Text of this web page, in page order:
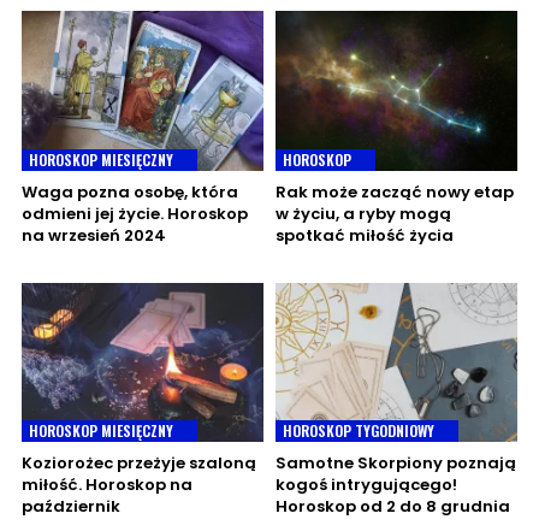
HOROSKOP MIESIĘCZNY
Waga pozna osobę, która
odmieni jej życie. Horoskop
na wrzesień 2024
HOROSKOP
Rak może zacząć nowy etap
w życiu, a ryby mogą
spotkać miłość życia
HOROSKOP MIESIĘCZNY
Koziorożec przeżyje szaloną
miłość. Horoskop na
październik
HOROSKOP TYGODNIOWY
Samotne Skorpiony poznają
kogoś intrygującego!
Horoskop od 2 do 8 grudnia